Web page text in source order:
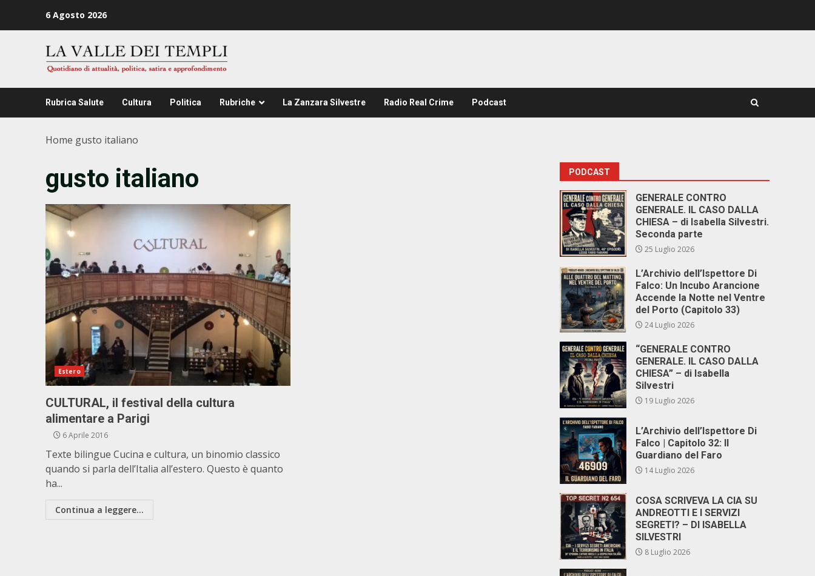
6 Agosto 2026
Rubrica Salute Cultura Politica Rubriche La Zanzara Silvestre Radio Real Crime Podcast
Home gusto italiano
gusto italiano
Estero
CULTURAL, il festival della cultura
alimentare a Parigi
6 Aprile 2016
Texte bilingue Cucina e cultura, un binomio classico
quando si parla dell’Italia all’estero. Questo è quanto
ha...
Continua a leggere...
PODCAST
GENERALE CONTRO
GENERALE. IL CASO DALLA
CHIESA – di Isabella Silvestri.
Seconda parte
25 Luglio 2026
L’Archivio dell’Ispettore Di
Falco: Un Incubo Arancione
Accende la Notte nel Ventre
del Porto (Capitolo 33)
24 Luglio 2026
“GENERALE CONTRO
GENERALE. IL CASO DALLA
CHIESA” – di Isabella
Silvestri
19 Luglio 2026
L’Archivio dell’Ispettore Di
Falco | Capitolo 32: Il
Guardiano del Faro
14 Luglio 2026
COSA SCRIVEVA LA CIA SU
ANDREOTTI E I SERVIZI
SEGRETI? – DI ISABELLA
SILVESTRI
8 Luglio 2026